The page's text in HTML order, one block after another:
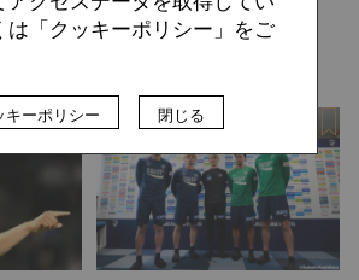
関連記事
は「クッキーポリシー」をご
キーポリシー 閉じる